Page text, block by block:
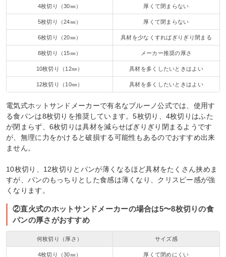
4枚切り（30㎜） 厚くて閉まらない
5枚切り（24㎜） 厚くて閉まらない
6枚切り（20㎜） 具材を少なくすればぎりぎり閉まる
8枚切り（15㎜） メーカー推奨の厚さ
10枚切り（12㎜） 具材を多くしたいときはよい
12枚切り（10㎜） 具材を多くしたいときはよい
電気式ホットサンドメーカーで有名なブルーノ公式では、使用す
る食パンは8枚切りを推奨しています。5枚切り、4枚切りはふた
が閉まらず、6枚切りは具材を減らせばぎりぎり閉まるようです
が、無理に力をかけると破損する可能性もあるのでおすすめ出来
ません。
10枚切り、12枚切りとパンが薄くなるほど具材をたくさん挟めま
すが、パンのもっちりとした食感は薄くなり、クリスピー感が強
くなります。
②直火式のホットサンドメーカーの場合は5〜8枚切りの食
パンの厚さがおすすめ
何枚切り（厚さ） サイズ感
4枚切り（30㎜） 厚くて閉めにくい